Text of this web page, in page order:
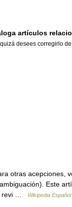
artículos
quizá desees corregirlo de
otras acepciones,
Este
revi …
Wikipedia Español